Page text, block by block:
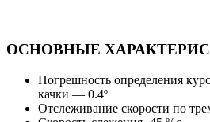
ОСНОВНЫЕ
Погрешность определения
качки — 0.4º
Отслеживание скорости по